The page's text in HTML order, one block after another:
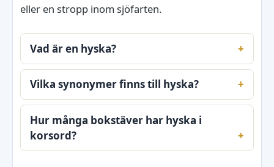
eller en stropp inom sjöfarten.
Vad är en hyska?
Vilka synonymer finns till hyska?
Hur många bokstäver har hyska i
korsord?